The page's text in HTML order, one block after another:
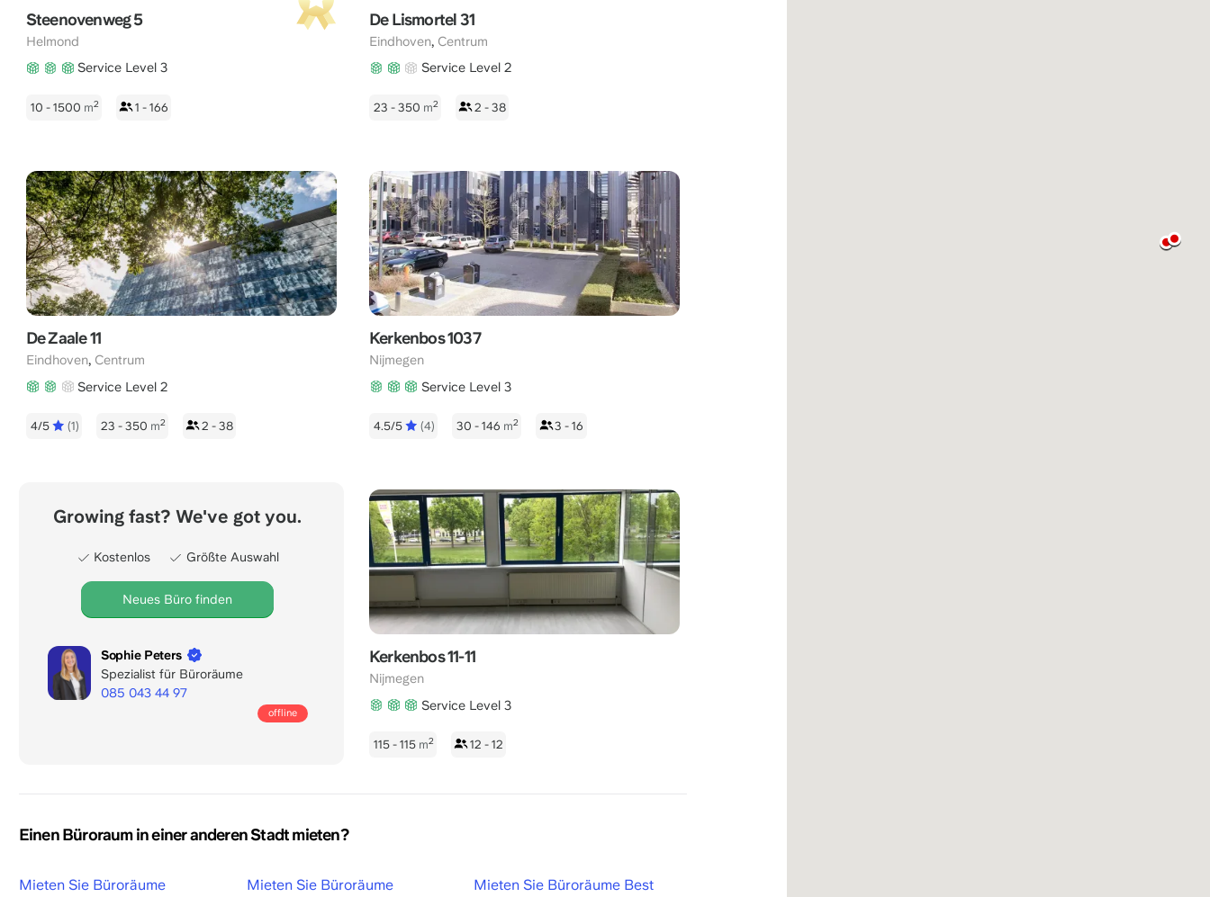
Steenovenweg 5
Helmond
Service Level 3
10 - 1500 m2 1 - 166
De Lismortel 31
Eindhoven, Centrum
Service Level 2
23 - 350 m2 2 - 38
De Zaale 11
Eindhoven, Centrum
Service Level 2
4/5 (1) 23 - 350 m2 2 - 38
Kerkenbos 1037
Nijmegen
Service Level 3
4.5/5 (4) 30 - 146 m2 3 - 16
Growing fast? We've got you.
Kostenlos Größte Auswahl
Neues Büro finden
Sophie Peters
Spezialist für Büroräume
offline
085 043 44 97
22:00
Kerkenbos 11-11
Nijmegen
Service Level 3
115 - 115 m2 12 - 12
Einen Büroraum in einer anderen Stadt mieten?
Mieten Sie Büroräume
Mieten Sie Büroräume
Mieten Sie Büroräume Best